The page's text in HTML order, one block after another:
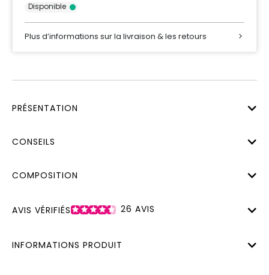
Disponible
Plus d’informations sur la livraison & les retours
PRÉSENTATION
CONSEILS
COMPOSITION
AVIS VÉRIFIÉS 26 AVIS
INFORMATIONS PRODUIT